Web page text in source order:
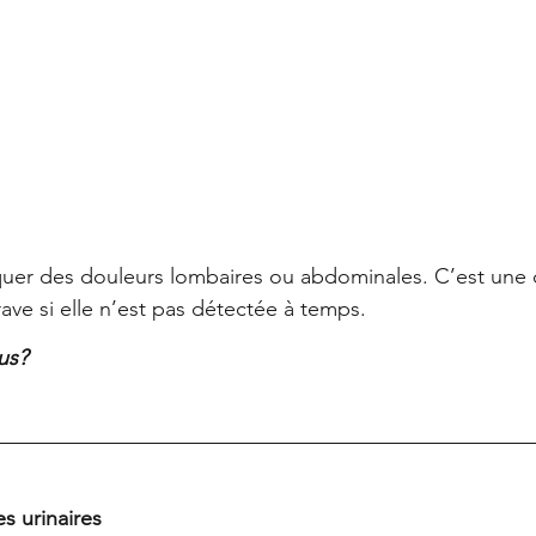
des douleurs lombaires ou abdominales. C’est
si elle n’est pas détectée à temps.
urinaires